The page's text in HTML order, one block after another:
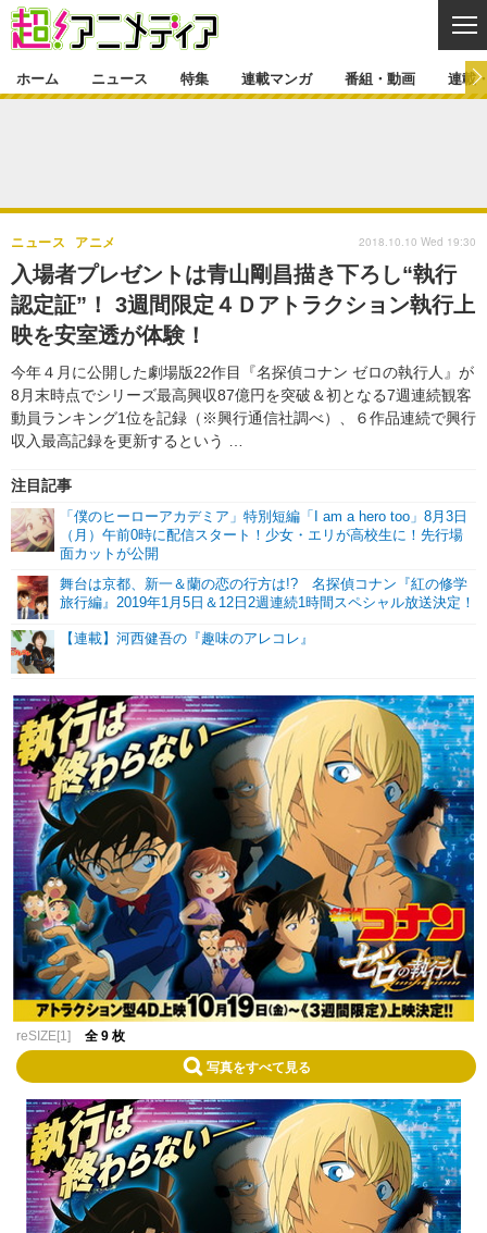
ゲーム・アプリ マンガ
グッズ イベント
声優
舞台 新帝スタ
特集一覧 カバー
ラキりす
連載マンガ
連載マンガ一覧
番組・動画
番組・動画一覧 ラジオ
動画
連載・ブログ
連載・ブログ一覧
編集部ブログ・お知らせ
ホーム ニュース 特集 連載マンガ 番組・動画 連載
入場者プレゼントは青山剛昌描き下ろし“執行
認定証”！ 3週間限定４Ｄアトラクション執行上
映を安室透が体験！
今年４月に公開した劇場版22作目『名探偵コナン ゼロの執行人』が
8月末時点でシリーズ最高興収87億円を突破＆初となる7週連続観客
動員ランキング1位を記録（※興行通信社調べ）、６作品連続で興行
収入最高記録を更新するという …
ニュース アニメ
注目記事
「僕のヒーローアカデミア」特別短編「I am a hero too」8月3日
（月）午前0時に配信スタート！少女・エリが高校生に！先行場
面カットが公開
舞台は京都、新一＆蘭の恋の行方は!? 名探偵コナン『紅の修学
旅行編』2019年1月5日＆12日2週連続1時間スペシャル放送決定！
【連載】河西健吾の『趣味のアレコレ』
2018.10.10 Wed 19:30
reSIZE[1] 全 9 枚
写真をすべて見る